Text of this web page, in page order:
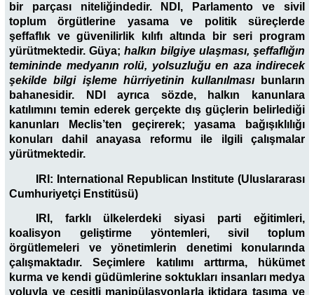
bir parçası niteliğindedir. NDI, Parlamento ve sivil
toplum örgütlerine yasama ve politik süreçlerde
şeffaflık ve güvenilirlik kılıfı altında bir seri program
yürütmektedir. Güya;halkın bilgiye ulaşması, şeffaflığın
temininde medyanın rolü, yolsuzluğu en aza indirecek
şekilde bilgi işleme hürriyetinin kullanılmasıbunların
bahanesidir. NDI ayrıca sözde, halkın kanunlara
katılımını temin ederek gerçekte dış güçlerin belirlediği
kanunları Meclis’ten geçirerek; yasama bağışıklılığı
konuları dahil anayasa reformu ile ilgili çalışmalar
yürütmektedir.
IRI: International Republican Institute (Uluslararası
Cumhuriyetçi Enstitüsü)
IRI, farklı ülkelerdeki siyasi parti eğitimleri,
koalisyon geliştirme yöntemleri, sivil toplum
örgütlemeleri ve yönetimlerin denetimi konularında
çalışmaktadır. Seçimlere katılımı arttırma, hükümet
kurma ve kendi güdümlerine soktukları insanları medya
yoluyla ve çeşitli manipülasyonlarla iktidara taşıma ve